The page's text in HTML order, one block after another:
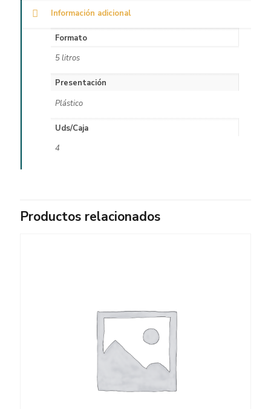
Información adicional
Formato
5 litros
Presentación
Plástico
Uds/Caja
4
Productos relacionados